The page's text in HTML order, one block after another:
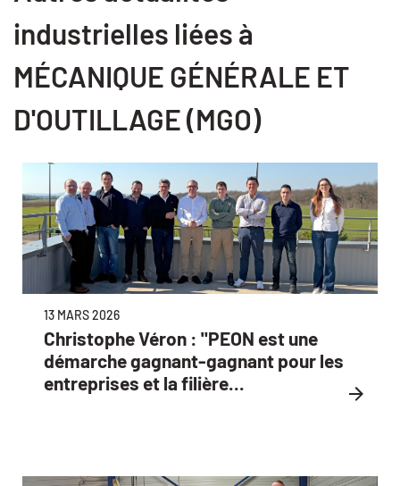
industrielles liées à
MÉCANIQUE GÉNÉRALE ET
D'OUTILLAGE (MGO)
13 MARS 2026
Christophe Véron : "PEON est une
démarche gagnant-gagnant pour les
entreprises et la filière...